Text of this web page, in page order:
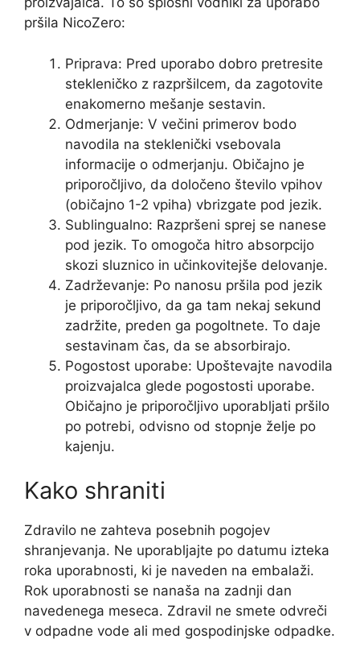
pršila NicoZero:
Priprava: Pred uporabo dobro pretresite
stekleničko z razpršilcem, da zagotovite
enakomerno mešanje sestavin.
Odmerjanje: V večini primerov bodo
navodila na steklenički vsebovala
informacije o odmerjanju. Običajno je
priporočljivo, da določeno število vpihov
(običajno 1-2 vpiha) vbrizgate pod jezik.
Sublingualno: Razpršeni sprej se nanese
pod jezik. To omogoča hitro absorpcijo
skozi sluznico in učinkovitejše delovanje.
Zadrževanje: Po nanosu pršila pod jezik
je priporočljivo, da ga tam nekaj sekund
zadržite, preden ga pogoltnete. To daje
sestavinam čas, da se absorbirajo.
Pogostost uporabe: Upoštevajte navodila
proizvajalca glede pogostosti uporabe.
Običajno je priporočljivo uporabljati pršilo
po potrebi, odvisno od stopnje želje po
kajenju.
Kako shraniti
Zdravilo ne zahteva posebnih pogojev
shranjevanja. Ne uporabljajte po datumu izteka
roka uporabnosti, ki je naveden na embalaži.
Rok uporabnosti se nanaša na zadnji dan
navedenega meseca. Zdravil ne smete odvreči
v odpadne vode ali med gospodinjske odpadke.